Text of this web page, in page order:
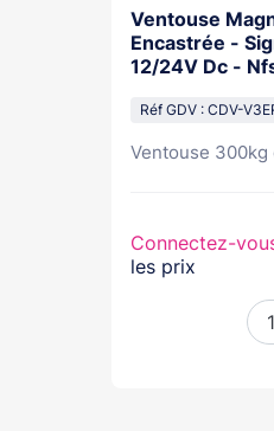
Ventouse
Encastrée -
12/24V Dc -
Réf GDV : CDV-
Ventouse 300kg
Connectez-
les prix